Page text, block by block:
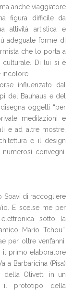
anche viaggiatore
figura difficile da
attività artistica e
adeguate forme di
che lo porta a
culturale. Di lui si è
influenzato dal
del Bauhaus e del
oggetti “per
meditazioni e
e ad altre mostre,
e il design
convegni.
Soavi di raccogliere
E scelse me per
sotto la
Mario Tchou”.
per oltre vent’anni.
, il primo elaboratore
a Barbaricina (Pisa)
della Olivetti in un
il prototipo della